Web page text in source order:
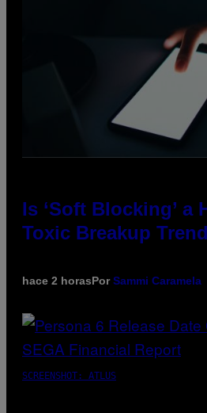
Is ‘Soft Blocking’ a
Toxic Breakup
hace 2 horasPorSammi Caramela
SCREENSHOT: ATLUS